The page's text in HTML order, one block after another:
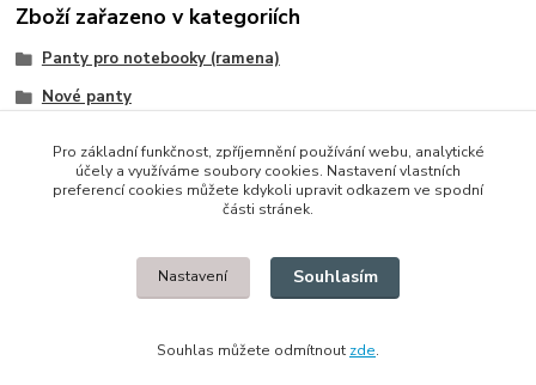
Zboží zařazeno v kategoriích
Panty pro notebooky (ramena)
Nové panty
© 2014 - 2025 Díly pro notebooky
Upravit sběr cookies.
Pro základní funkčnost, zpříjemnění používání webu, analytické
účely a využíváme soubory cookies. Nastavení vlastních
preferencí cookies můžete kdykoli upravit odkazem ve spodní
části stránek.
Nastavení Souhlasím
Souhlas můžete odmítnout zde.